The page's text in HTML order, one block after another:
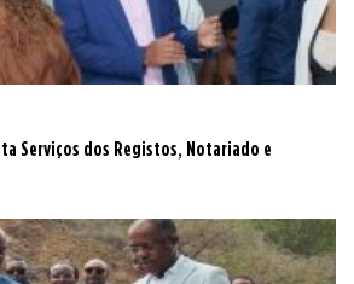
Serviços dos Registos, Notariado e